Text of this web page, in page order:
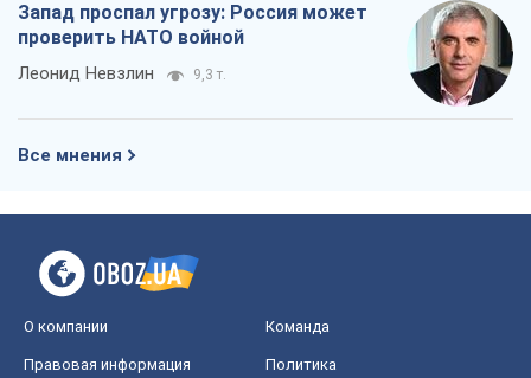
Запад проспал угрозу: Россия может
проверить НАТО войной
Леонид Невзлин 9,3 т.
Все мнения
О компании Команда
Правовая информация
Политика